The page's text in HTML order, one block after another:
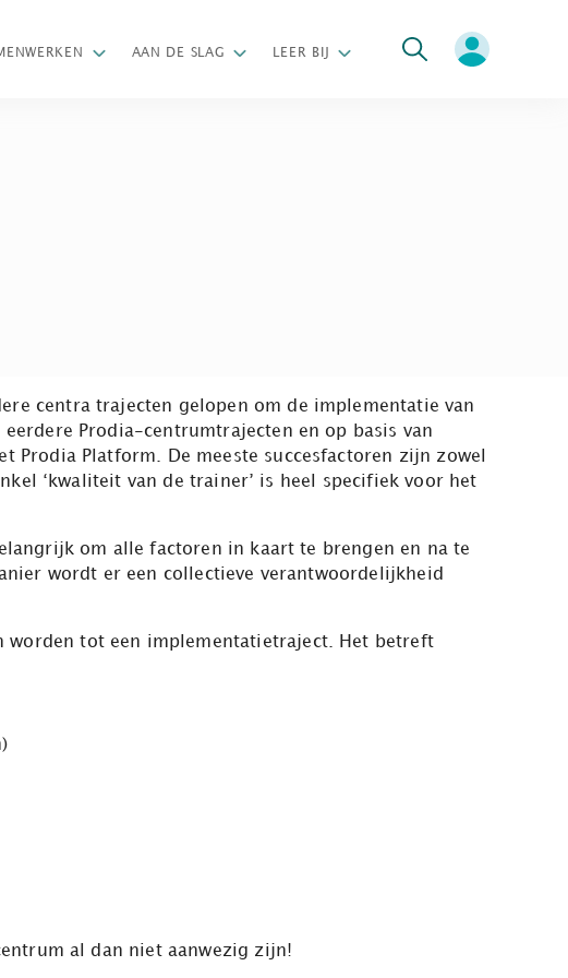
AAN DE SLAG LEER BIJ
Zoeken
centra trajecten gelopen om de implementatie van
Prodia-centrumtrajecten en op basis van
Prodia Platform. De meeste succesfactoren zijn zowel
‘kwaliteit van de trainer’ is heel specifiek voor het
om alle factoren in kaart te brengen en na te
wordt er een collectieve verantwoordelijkheid
worden tot een implementatietraject. Het betreft
al dan niet aanwezig zijn!